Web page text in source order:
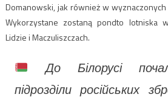
Domanowski, jak również w
Wykorzystane zostaną pondto lotniska
Lidzie i Maczuliszczach.
До Білорусі
підрозділи російських